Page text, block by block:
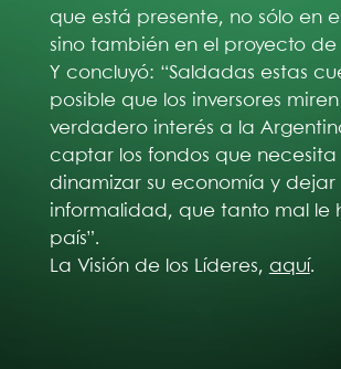
que está presente, no sólo en
sino también en el proyecto de
Y concluyó: “Saldadas estas
posible que los inversores
verdadero interés a la
captar los fondos que
dinamizar su economía y dejar
informalidad, que tanto mal le
país”.
La Visión de los Líderes, aquí.